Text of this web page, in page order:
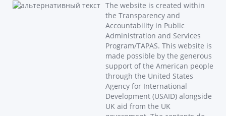
The website is created within
the Transparency and
Accountability in Public
Administration and Services
Program/TAPAS. This website is
made possible by the generous
support of the American people
through the United States
Agency for International
Development (USAID) alongside
UK aid from the UK